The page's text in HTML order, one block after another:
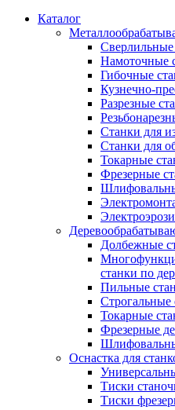
Каталог
Сверлильные
Намоточные
Гибочные
Кузнечно-
Разрезные
Станки для
Станки для
Токарные
Фрезерные
Долбежные
станки по
Пильные
Строгальные
Токарные
Фрезерные
Оснастка для
Тиски
Тиски